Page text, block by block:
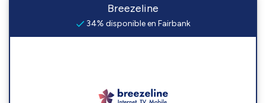
Breezeline
34% disponible en Fairbank